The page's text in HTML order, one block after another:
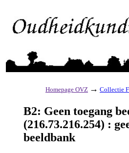
Homepage OVZ → Collectie
B2: Geen toegang
(216.73.216.254) :
beeldbank